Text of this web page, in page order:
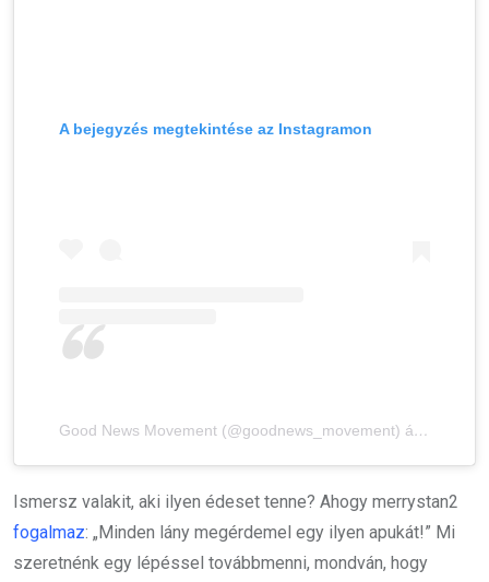
A bejegyzés megtekintése az Instagramon
Good News Movement (@goodnews_movement) által megosztott bejegyzés
Ismersz valakit, aki ilyen édeset tenne? Ahogy merrystan2
fogalmaz: „Minden lány megérdemel egy ilyen apukát!” Mi
szeretnénk egy lépéssel továbbmenni, mondván, hogy